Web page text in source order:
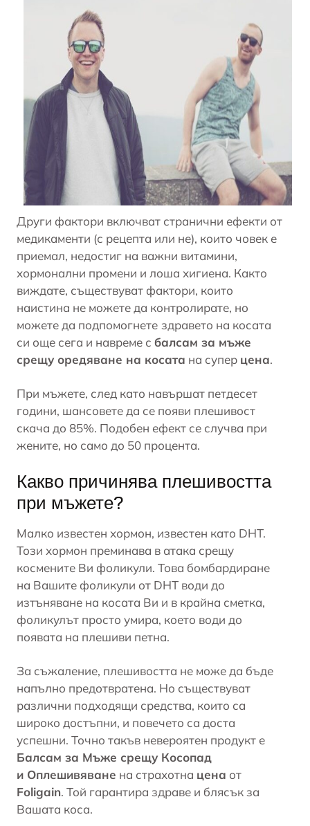
Други фактори включват странични ефекти от
медикаменти (с рецепта или не), които човек е
приемал, недостиг на важни витамини,
хормонални промени и лоша хигиена. Както
виждате, съществуват фактори, които
наистина не можете да контролирате, но
можете да подпомогнете здравето на косата
си още сега и навреме с балсам за мъже
срещу оредяване на косата на супер цена.
При мъжете, след като навършат петдесет
години, шансовете да се появи плешивост
скача до 85%. Подобен ефект се случва при
жените, но само до 50 процента.
Какво причинява плешивостта
при мъжете?
Малко известен хормон, известен като DHT.
Този хормон преминава в атака срещу
космените Ви фоликули. Това бомбардиране
на Вашите фоликули от DHT води до
изтъняване на косата Ви и в крайна сметка,
фоликулът просто умира, което води до
появата на плешиви петна.
За съжаление, плешивостта не може да бъде
напълно предотвратена. Но съществуват
различни подходящи средства, които са
широко достъпни, и повечето са доста
успешни. Точно такъв невероятен продукт е
Балсам за Мъже срещу Косопад
и Оплешивяване на страхотна цена от
Foligain. Той гарантира здраве и блясък за
Вашата коса.